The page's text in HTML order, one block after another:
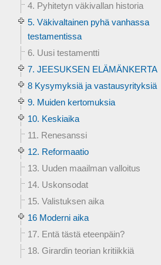
4. Pyhitetyn väkivallan historia
5. Väkivaltainen pyhä vanhassa
testamentissa
6. Uusi testamentti
7. JEESUKSEN ELÄMÄNKERTA
8 Kysymyksiä ja vastausyrityksiä
9. Muiden kertomuksia
10. Keskiaika
11. Renesanssi
12. Reformaatio
13. Uuden maailman valloitus
14. Uskonsodat
15. Valistuksen aika
16 Moderni aika
17. Entä tästä eteenpäin?
18. Girardin teorian kritiikkiä